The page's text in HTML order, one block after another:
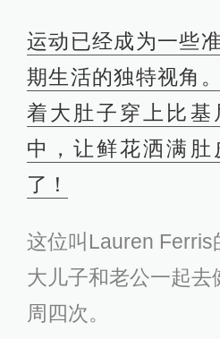
运动已经成为一些
期生活的独特视角
着大肚子穿上比基
中，让鲜花洒满肚
了！
这位叫Lauren Ferris
大儿子和老公一起去
周四次。